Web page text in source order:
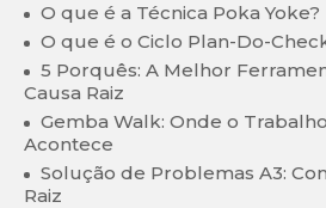
O que é a Técnica Poka Yoke?
O que é o Ciclo Plan-Do-
5 Porquês: A Melhor
Causa Raiz
Gemba Walk: Onde o
Acontece
Solução de Problemas A3:
Raiz